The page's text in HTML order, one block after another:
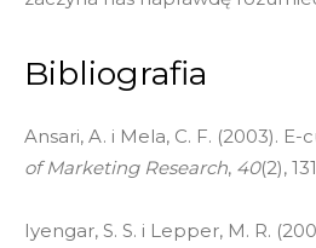
Bibliografia
Ansari, A. i Mela, C. F. (2003).
of Marketing Research, 40(2),
Iyengar, S. S. i Lepper, M. R.